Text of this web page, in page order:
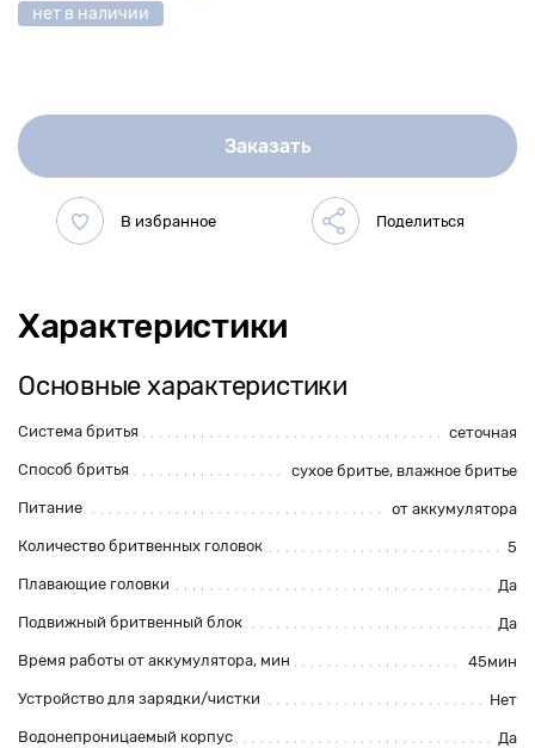
нет в наличии
Заказать
Характеристики
Основные характеристики
Система бритья сеточная
Способ бритья сухое бритье, влажное бритье
Питание от аккумулятора
Количество бритвенных головок 5
Плавающие головки Да
Подвижный бритвенный блок Да
Время работы от аккумулятора, мин 45мин
Устройство для зарядки/чистки Нет
Водонепроницаемый корпус Да